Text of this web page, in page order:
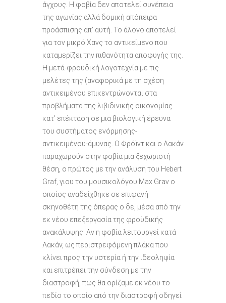
άγχους. Η φοβία δεν αποτελεί συνέπεια
της αγωνίας αλλά δομική απόπειρα
προάσπισης απ’ αυτή. Το άλογο αποτελεί
για τον μικρό Χανς το αντικείμενο που
καταμερίζει την πιθανότητα αποφυγής της.
Η μετά-φροϋδική λογοτεχνία με τις
μελέτες της (αναφορικά με τη σχέση
αντικειμένου επικεντρώνονται στα
προβλήματα της λιβιδινικής οικονομίας
κατ’ επέκταση σε μια βιολογική έρευνα
του συστήματος ενόρμησης-
αντικειμένου-άμυνας. Ο Φρόϊντ και ο Λακάν
παραχωρούν στην φοβία μια ξεχωριστή
θέση, ο πρώτος με την ανάλυση του Hebert
Graf, γιου του μουσικολόγου Max Grav ο
οποίος αναδείχθηκε σε επιφανή
σκηνοθέτη της όπερας ο δε, μέσα από την
εκ νέου επεξεργασία της φροϋδικής
ανακάλυψης. Αν η φοβία λειτουργεί κατά
Λακάν, ως περιστρεφόμενη πλάκα που
κλίνει προς την υστερία ή την ιδεοληψία
και επιτρέπει την σύνδεση με την
διαστροφή, πως θα ορίζαμε εκ νέου το
πεδίο το οποίο από την διαστροφή οδηγεί